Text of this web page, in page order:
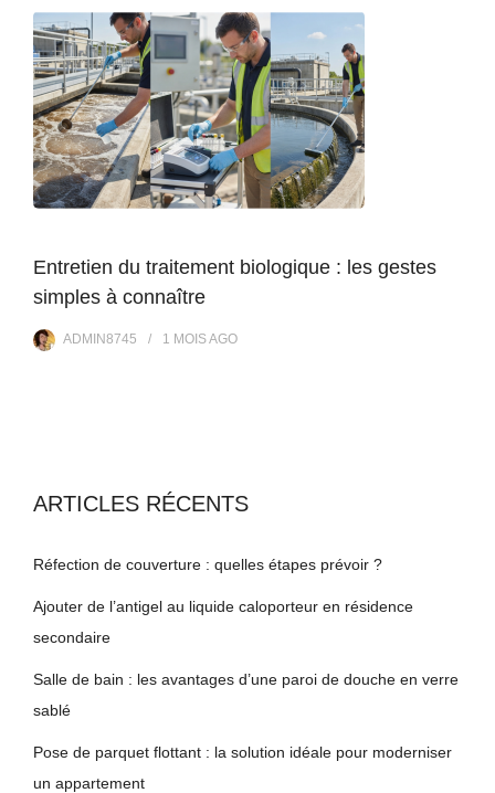
Entretien du traitement biologique : les gestes
simples à connaître
ADMIN8745 1 MOISAGO
ARTICLES RÉCENTS
Réfection de couverture : quelles étapes prévoir ?
Ajouter de l’antigel au liquide caloporteur en résidence
secondaire
Salle de bain : les avantages d’une paroi de douche en verre
sablé
Pose de parquet flottant : la solution idéale pour moderniser
un appartement